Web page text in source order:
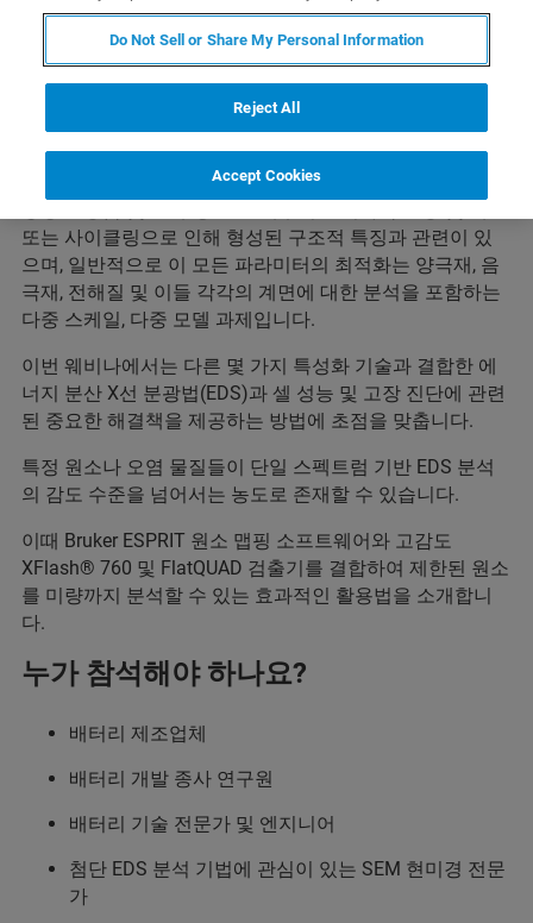
에너지 분산 분광법을 이용한 배
터리 특성 분석 및 최적화
배터리 셀 화학 및 제조 공정을 개선하는 것은 청정 에너지
경제를 달성하는 데 매우 중요합니다. 실제로 에너지 밀도,
또는 사이클링으로 인해 형성된 구조적 특징과 관련이 있
으며, 일반적으로 이 모든 파라미터의 최적화는 양극재, 음
극재, 전해질 및 이들 각각의 계면에 대한 분석을 포함하는
다중 스케일, 다중 모델 과제입니다.
이번 웨비나에서는 다른 몇 가지 특성화 기술과 결합한 에
너지 분산 X선 분광법(EDS)과 셀 성능 및 고장 진단에 관련
된 중요한 해결책을 제공하는 방법에 초점을 맞춥니다.
특정 원소나 오염 물질들이 단일 스펙트럼 기반 EDS 분석
의 감도 수준을 넘어서는 농도로 존재할 수 있습니다.
이때 Bruker ESPRIT 원소 맵핑 소프트웨어와 고감도
XFlash® 760 및 FlatQUAD 검출기를 결합하여 제한된 원소
를 미량까지 분석할 수 있는 효과적인 활용법을 소개합니
다.
누가 참석해야 하나요?
배터리 제조업체
배터리 개발 종사 연구원
배터리 기술 전문가 및 엔지니어
첨단 EDS 분석 기법에 관심이 있는 SEM 현미경 전문
가
Do Not Sell or Share My Personal Information
Reject All
Accept Cookies